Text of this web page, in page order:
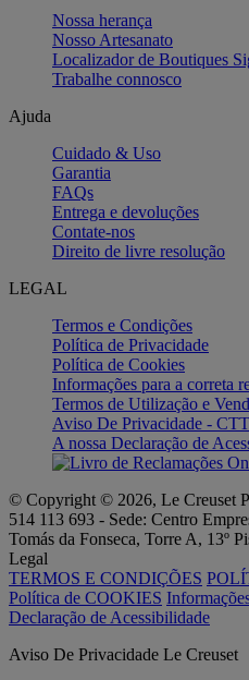
Nossa herança
Nosso Artesanato
Localizador de Boutiques
Trabalhe connosco
Ajuda
Cuidado & Uso
Garantia
FAQs
Entrega e devoluções
Contate-nos
Direito de livre resolução
LEGAL
Termos e Condições
Política de Privacidade
Política de Cookies
Informações para a correta
Termos de Utilização e
Aviso De Privacidade -
A nossa Declaração de
© Copyright © 2026, Le Creuset
514 113 693 - Sede: Centro
Tomás da Fonseca, Torre A, 13º
Legal
TERMOS E CONDIÇÕES
Política de COOKIES
Declaração de Acessibilidade
Aviso De Privacidade Le Creuset